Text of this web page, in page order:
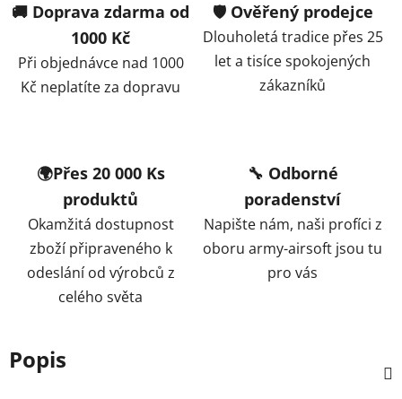
🚚 Doprava zdarma od
1000 Kč
Při objednávce nad 1000
Kč neplatíte za dopravu
🛡️ Ověřený prodejce
Dlouholetá tradice přes 25
let a tisíce spokojených
zákazníků
🌍Přes 20 000 Ks
produktů
Okamžitá dostupnost
zboží připraveného k
odeslání od výrobců z
celého světa
🔧 Odborné
poradenství
Napište nám, naši profíci z
oboru army-airsoft jsou tu
pro vás
Popis